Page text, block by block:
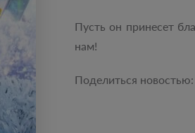
Пусть он принесет
нам!
Поделиться